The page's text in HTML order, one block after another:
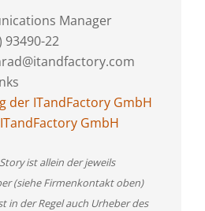
Manager
93490-22
der ITandFactory GmbH
GmbH
ist allein der jeweils
(siehe Firmenkontakt oben)
in der Regel auch Urheber des